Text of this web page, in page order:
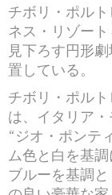
チボリ・ポル
ネス・リゾー
見下ろす円形
置している。
チボリ・ポル
は、イタリア
“ジオ・ポンテ
ム色と白を基
ブルーを基調